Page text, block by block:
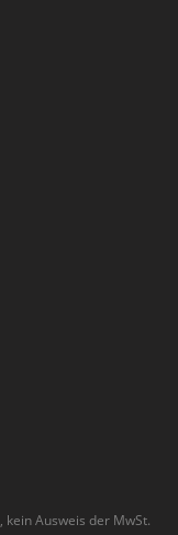
, kein Ausweis der MwSt.